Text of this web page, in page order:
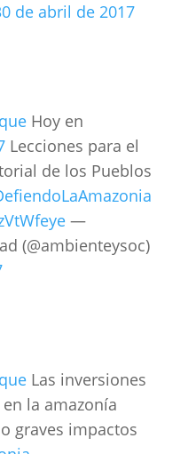
de abril de 2017
Hoy en
Lecciones para el
de los Pueblos
—
(@ambienteysoc)
Las inversiones
la amazonía
graves impactos